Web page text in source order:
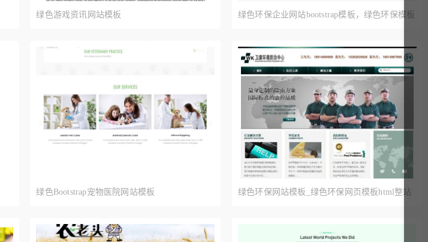
绿色游戏资讯网站模板 绿色环保企业网站bootstrap模板，绿色环保模板
绿色Bootstrap宠物医院网站模板 绿色环保网站模板_绿色环保网页模板html整站